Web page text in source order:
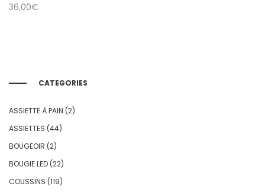
36,00€
CATEGORIES
ASSIETTE À PAIN (2)
ASSIETTES (44)
BOUGEOIR (2)
BOUGIE LED (22)
COUSSINS (119)